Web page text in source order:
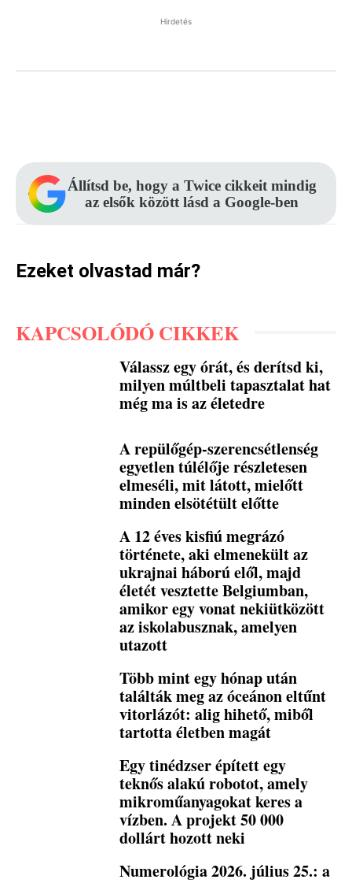
Hirdetés
Állítsd be, hogy a Twice cikkeit mindig
az elsők között lásd a Google-ben
Ezeket olvastad már?
KAPCSOLÓDÓ CIKKEK
Válassz egy órát, és derítsd ki,
milyen múltbeli tapasztalat hat
még ma is az életedre
A repülőgép-szerencsétlenség
egyetlen túlélője részletesen
elmeséli, mit látott, mielőtt
minden elsötétült előtte
A 12 éves kisfiú megrázó
története, aki elmenekült az
ukrajnai háború elől, majd
életét vesztette Belgiumban,
amikor egy vonat nekiütközött
az iskolabusznak, amelyen
utazott
Több mint egy hónap után
találták meg az óceánon eltűnt
vitorlázót: alig hihető, miből
tartotta életben magát
Egy tinédzser épített egy
teknős alakú robotot, amely
mikroműanyagokat keres a
vízben. A projekt 50 000
dollárt hozott neki
Numerológia 2026. július 25.: a